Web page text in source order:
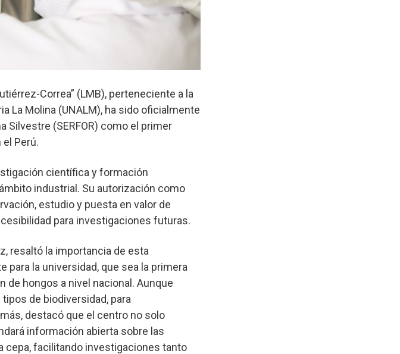
Correa” (LMB), perteneciente a la
La Molina (UNALM), ha sido oficialmente
Silvestre (SERFOR) como el primer
Perú.
científica y formación
industrial. Su autorización como
estudio y puesta en valor de
para investigaciones futuras.
resaltó la importancia de esta
para la universidad, que sea la primera
hongos a nivel nacional. Aunque
de biodiversidad, para
destacó que el centro no solo
información abierta sobre las
facilitando investigaciones tanto